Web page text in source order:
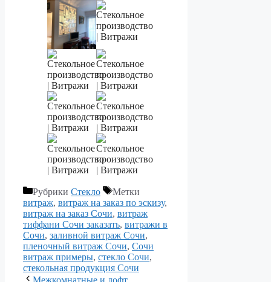
Рубрики Стекло
Метки
витраж, витраж на заказ по эскизу,
витраж на заказ Сочи, витраж
тиффани Сочи заказать, витражи в
Сочи, заливной витраж Сочи,
пленочный витраж Сочи, Сочи
витраж примеры, стекло Сочи,
стекольная продукция Сочи